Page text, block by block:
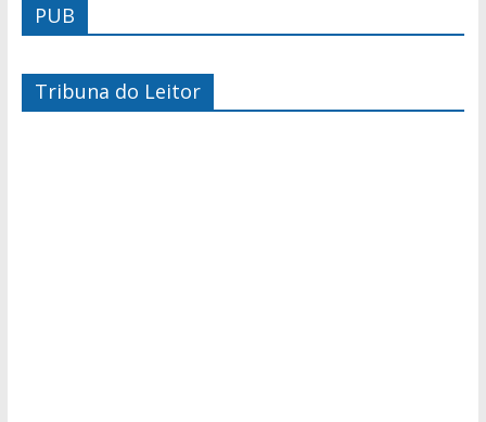
PUB
Tribuna do Leitor